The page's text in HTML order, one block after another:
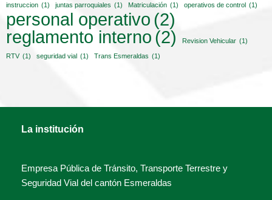
instruccion (1) juntas parroquiales (1) Matriculación (1) operativos de control (1)
personal operativo (2)
reglamento interno (2) Revision Vehicular (1)
RTV (1) seguridad vial (1) Trans Esmeraldas (1)
La institución
Empresa Pública de Tránsito, Transporte Terrestre y
Seguridad Vial del cantón Esmeraldas